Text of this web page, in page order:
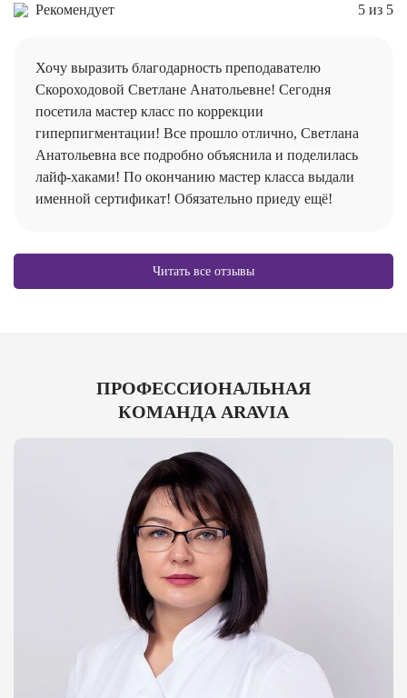
Рекомендует 5 из 5
Хочу выразить благодарность преподавателю
Скороходовой Светлане Анатольевне! Сегодня
посетила мастер класс по коррекции
гиперпигментации! Все прошло отлично, Светлана
Анатольевна все подробно объяснила и поделилась
лайф-хаками! По окончанию мастер класса выдали
именной сертификат! Обязательно приеду ещё!
Читать все отзывы
ПРОФЕССИОНАЛЬНАЯ
КОМАНДА ARAVIA